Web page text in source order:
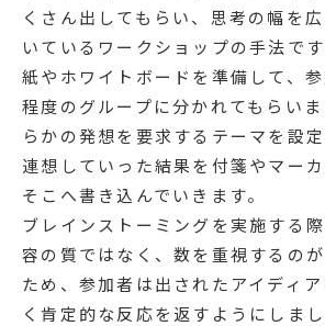
くさん出してもらい、思考の幅を
いているワークショップの手法で
紙やホワイトボードを準備して、
程度のグループに分かれてもらい
らかの発想を要求するテーマを設
連想していった結果を付箋やマー
そこへ書き込んでいきます。
ブレインストーミングを実施する
容の質ではなく、数を重視するの
ため、参加者は出されたアイディ
く肯定的な反応を返すようにしまし